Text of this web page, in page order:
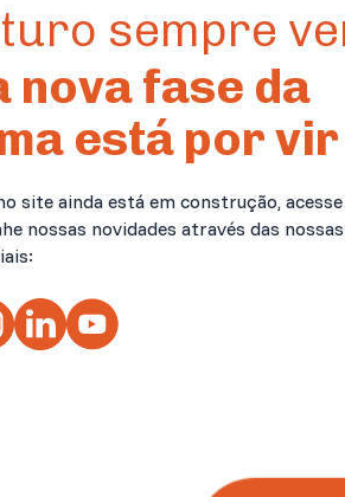
sempre
nova fase da
está por vir
site ainda está em construção, acesse
nossas novidades através das nossas